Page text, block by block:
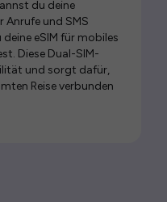
du deine
Anrufe und SMS
eSIM für mobiles
Diese Dual-SIM-
und sorgt dafür,
Reise verbunden